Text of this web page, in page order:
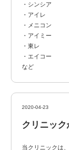
・シンシア
・アイレ
・メニコン
・アイミー
・東レ
・エイコー
など
2020-04-23
クリニッ
当クリニックは